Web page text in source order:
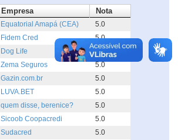
Empresa Nota
Equatorial Amapá (CEA)
5.0
Fidem Cred
5.0
Dog Life
5.0
Zema Seguros
5.0
Gazin.com.br
5.0
LUVA.BET
5.0
quem disse, berenice?
5.0
Sicoob Coopacredi
5.0
Sudacred
5.0